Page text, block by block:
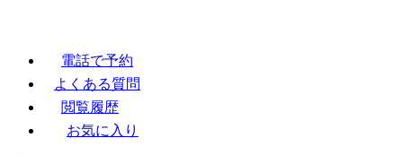
電話で予約
よくある質問
閲覧履歴
お気に入り